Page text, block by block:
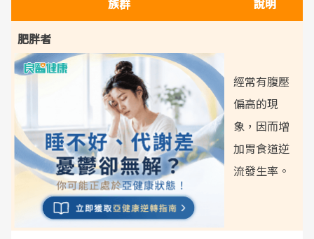
族群 說明
肥胖者
經常有腹壓
偏高的現
象，因而增
加胃食道逆
流發生率。